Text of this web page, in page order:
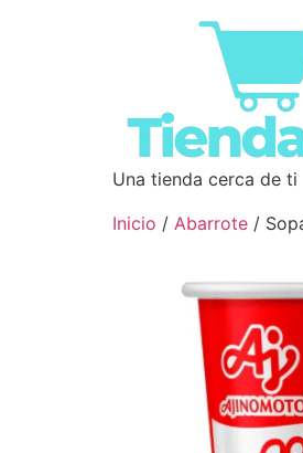
Una tienda cerca de ti
Inicio / Abarrote /